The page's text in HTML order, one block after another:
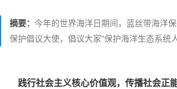
摘要： 今年的世界海洋日期间，蓝丝带海洋
保护倡议大使，倡议大家“保护海洋生态系统
践行社会主义核心价值观，传播社会正